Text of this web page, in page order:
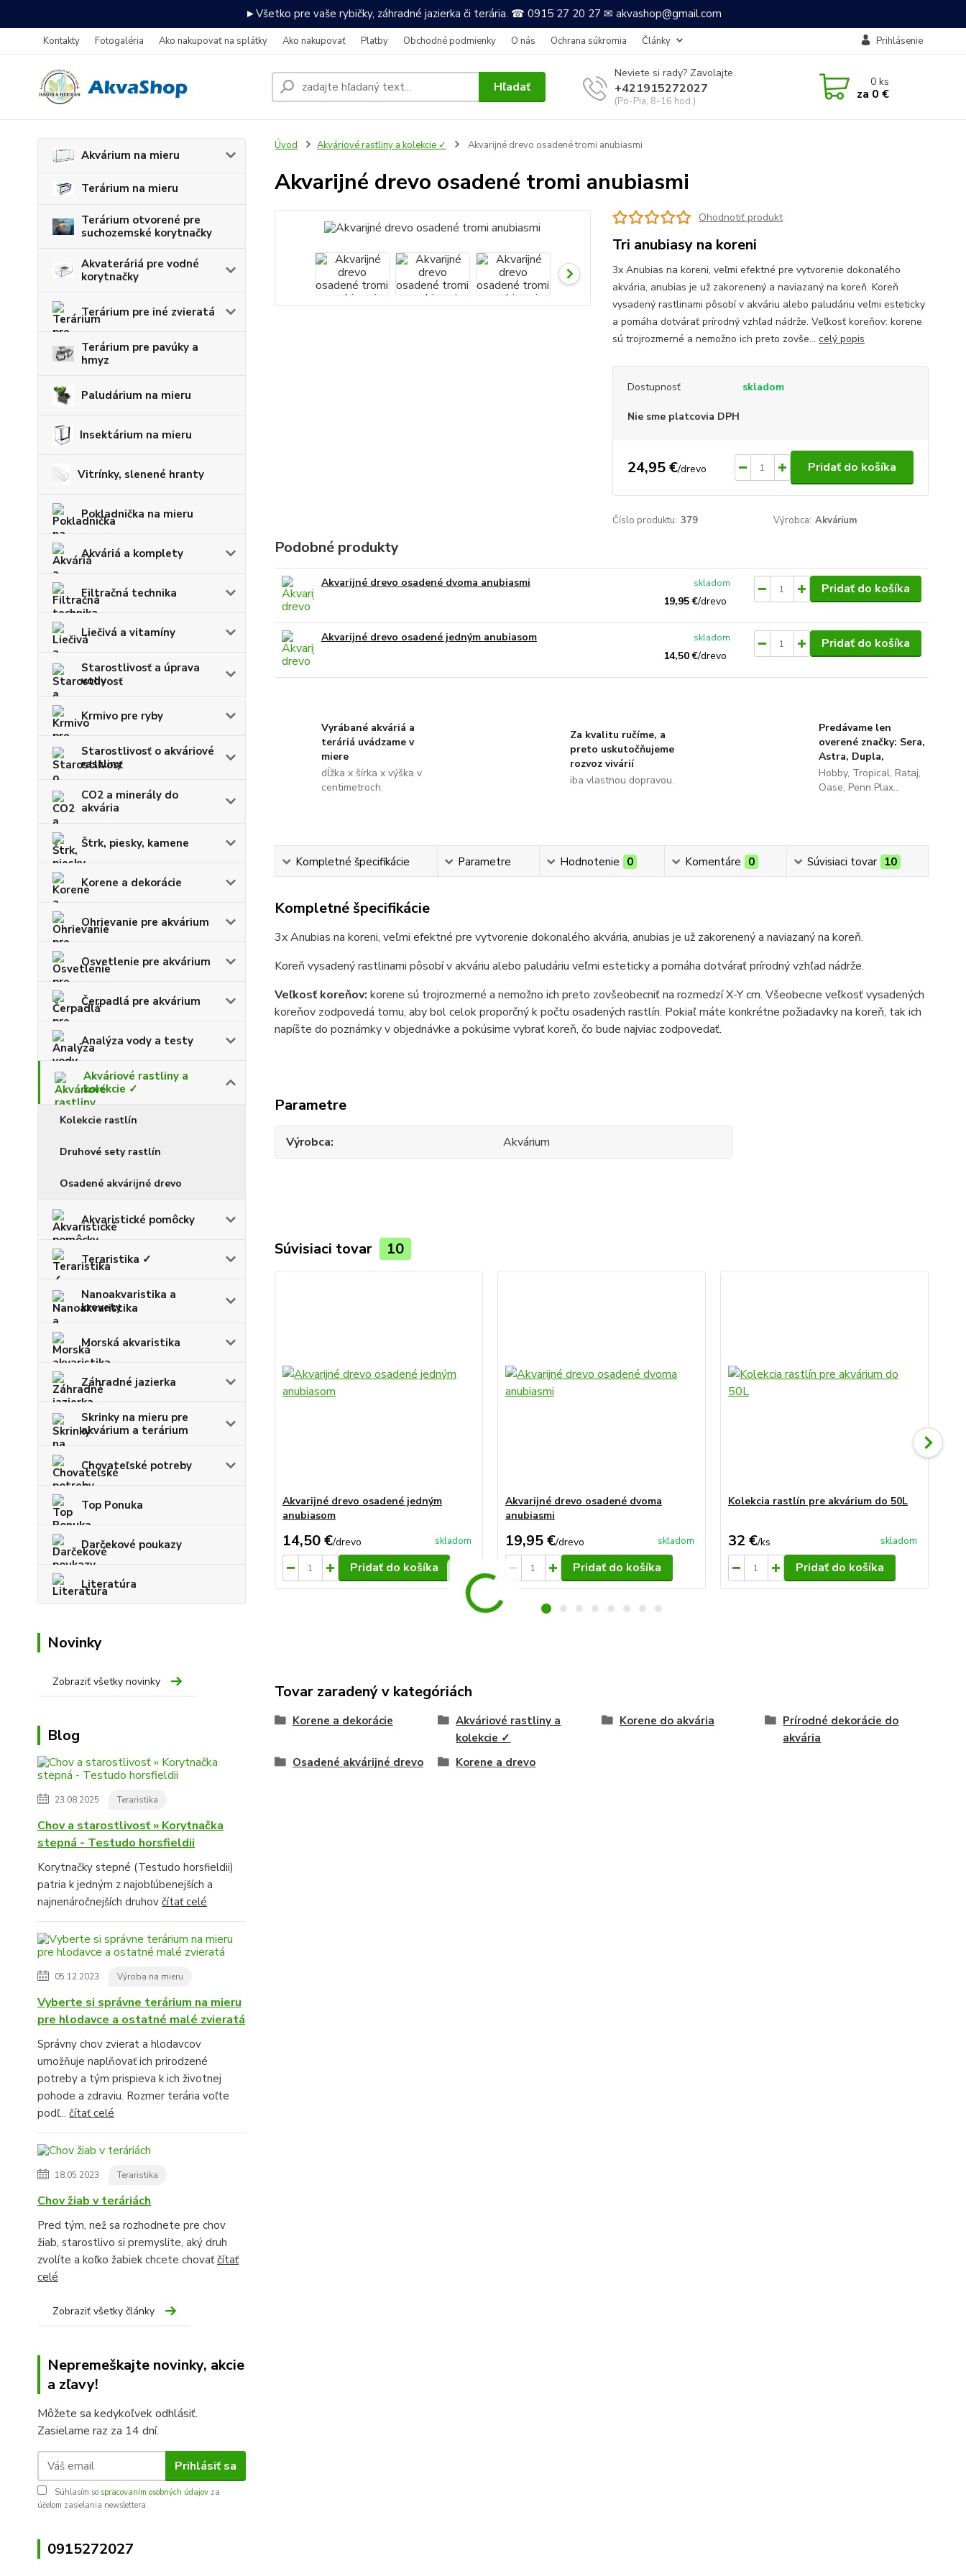
►Všetko pre vaše rybičky, záhradné jazierka či terária. ☎ 0915 27 20 27 ✉ akvashop@gmail.com
Kontakty Fotogaléria Ako nakupovať na splátky Ako nakupovať Platby Obchodné podmienky O nás Ochrana súkromia Články Prihlásenie
Hľadať
Neviete si rady? Zavolajte.
+421915272027
(Po-Pia, 8-16 hod.)
0ks
za 0 €
Akvárium na mieru
Terárium na mieru
Terárium otvorené pre
suchozemské korytnačky
Akvateráriá pre vodné
korytnačky
Terárium pre iné zvieratá
Terárium pre pavúky a
hmyz
Paludárium na mieru
Insektárium na mieru
Vitrínky, slenené hranty
Pokladnička na mieru
Akváriá a komplety
Filtračná technika
Liečivá a vitamíny
Starostlivosť a úprava
vody
Krmivo pre ryby
Starostlivosť o akváriové
rastliny
CO2 a minerály do
akvária
Štrk, piesky, kamene
Korene a dekorácie
Ohrievanie pre akvárium
Osvetlenie pre akvárium
Čerpadlá pre akvárium
Analýza vody a testy
Akváriové rastliny a
kolekcie ✓
Kolekcie rastlín
Druhové sety rastlín
Osadené akvárijné drevo
Akvaristické pomôcky
Teraristika ✓
Nanoakvaristika a
krevety
Morská akvaristika
Záhradné jazierka
Skrinky na mieru pre
akvárium a terárium
Chovateľské potreby
Top Ponuka
Darčekové poukazy
Literatúra
Novinky
Zobraziť všetky novinky
Blog
23.08.2025 Teraristika
Chov a starostlivosť » Korytnačka
stepná - Testudo horsfieldii
Korytnačky stepné (Testudo horsfieldii)
patria k jedným z najobľúbenejších a
najnenáročnejších druhov čítať celé
05.12.2023 Výroba na mieru
Vyberte si správne terárium na mieru
pre hlodavce a ostatné malé zvieratá
Správny chov zvierat a hlodavcov
umožňuje naplňovať ich prirodzené
potreby a tým prispieva k ich životnej
pohode a zdraviu. Rozmer terária voľte
podľ... čítať celé
18.05.2023 Teraristika
Chov žiab v teráriách
Pred tým, než sa rozhodnete pre chov
žiab, starostlivo si premyslite, aký druh
zvolíte a koľko žabiek chcete chovaťčítať
celé
Zobraziť všetky články
Nepremeškajte novinky, akcie
a zľavy!
Môžete sa kedykoľvek odhlásiť.
Zasielame raz za 14 dní.
Prihlásiť sa
Súhlasím so spracovaním osobných údajov za
účelom zasielania newslettera.
0915272027
Úvod Akváriové rastliny a kolekcie ✓ Akvarijné drevo osadené tromi anubiasmi
Akvarijné drevo osadené tromi anubiasmi
Ohodnotiť produkt
Tri anubiasy na koreni
3x Anubias na koreni, veľmi efektné pre vytvorenie dokonalého
akvária, anubias je už zakorenený a naviazaný na koreň. Koreň
vysadený rastlinami pôsobí v akváriu alebo paludáriu veľmi esteticky
a pomáha dotvárať prírodný vzhľad nádrže. Veľkosť koreňov: korene
sú trojrozmerné a nemožno ich preto zovše... celý popis
Dostupnosť skladom
Nie sme platcovia DPH
24,95 €/drevo Pridať do košíka
Číslo produktu: 379 Výrobca: Akvárium
Podobné produkty
Akvarijné drevo osadené dvoma anubiasmi
19,95 €/drevo
skladom Pridať do košíka
Akvarijné drevo osadené jedným anubiasom
14,50 €/drevo
skladom Pridať do košíka
Vyrábané akváriá a
teráriá uvádzame v
miere
dĺžka x šírka x výška v
centimetroch.
Za kvalitu ručíme, a
preto uskutočňujeme
rozvoz vivárií
iba vlastnou dopravou.
Predávame len
overené značky: Sera,
Astra, Dupla,
Hobby, Tropical, Rataj,
Oase, Penn Plax...
Kompletné špecifikácie Parametre Hodnotenie 0 Komentáre 0 Súvisiaci tovar 10
Kompletné špecifikácie
3x Anubias na koreni, veľmi efektné pre vytvorenie dokonalého akvária, anubias je už zakorenený a naviazaný na koreň.
Koreň vysadený rastlinami pôsobí v akváriu alebo paludáriu veľmi esteticky a pomáha dotvárať prírodný vzhľad nádrže.
Veľkosť koreňov: korene sú trojrozmerné a nemožno ich preto zovšeobecniť na rozmedzí X-Y cm. Všeobecne veľkosť vysadených
koreňov zodpovedá tomu, aby bol celok proporčný k počtu osadených rastlín. Pokiaľ máte konkrétne požiadavky na koreň, tak ich
napíšte do poznámky v objednávke a pokúsime vybrať koreň, čo bude najviac zodpovedať.
Parametre
Výrobca Akvárium
Súvisiaci tovar 10
Akvarijné drevo osadené jedným
anubiasom
14,50 €/drevo skladom
Pridať do košíka
Akvarijné drevo osadené dvoma
anubiasmi
19,95 €/drevo skladom
Pridať do košíka
Kolekcia rastlín pre akvárium do 50L
32 €/ks skladom
Pridať do košíka
Tovar zaradený v kategóriách
Korene a dekorácie
Akváriové rastliny a
kolekcie ✓
Korene do akvária
Prírodné dekorácie do
akvária
Osadené akvárijné drevo
Korene a drevo